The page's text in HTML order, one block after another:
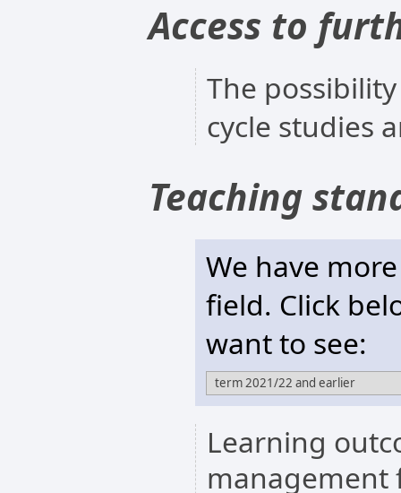
Access to
The
cycle studies
Teaching
We have
field. Click
want to see:
Learning
management